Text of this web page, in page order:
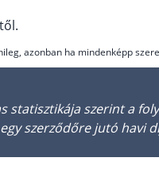
azonban ha mindenképp
statisztikája szerint a
szerződőre jutó havi